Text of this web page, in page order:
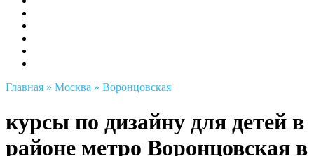
Главная » Москва » Воронцовская
курсы по дизайну для детей в
районе метро Воронцовская в